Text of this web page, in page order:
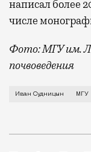
написал более
числе
Фото: МГУ им.
почвоведения
Профессора
Иван Судницын МГУ